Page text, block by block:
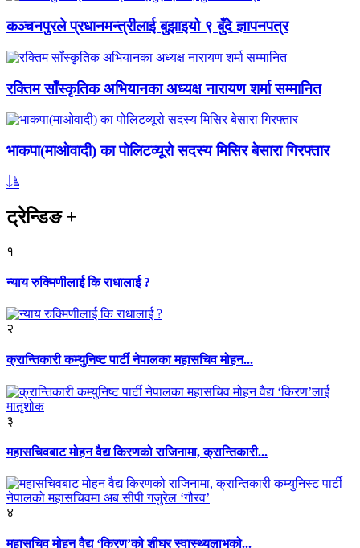
कञ्चनपुरले प्रधानमन्त्रीलाई बुझाइयो ९ बुँदे ज्ञापनपत्र
रक्तिम साँस्कृतिक अभियानका अध्यक्ष नारायण शर्मा सम्मानित
भाकपा(माओवादी) का पोलिटव्यूरो सदस्य मिसिर बेसारा गिरफ्तार
ट्रेन्डिङ+
१
न्याय रुक्मिणीलाई कि राधालाई ?
२
क्रान्तिकारी कम्युनिष्ट पार्टी नेपालका महासचिव मोहन...
३
महासचिवबाट मोहन वैद्य किरणको राजिनामा, क्रान्तिकारी...
४
महासचिव मोहन वैद्य ‘किरण’को शीघ्र स्वास्थ्यलाभको...